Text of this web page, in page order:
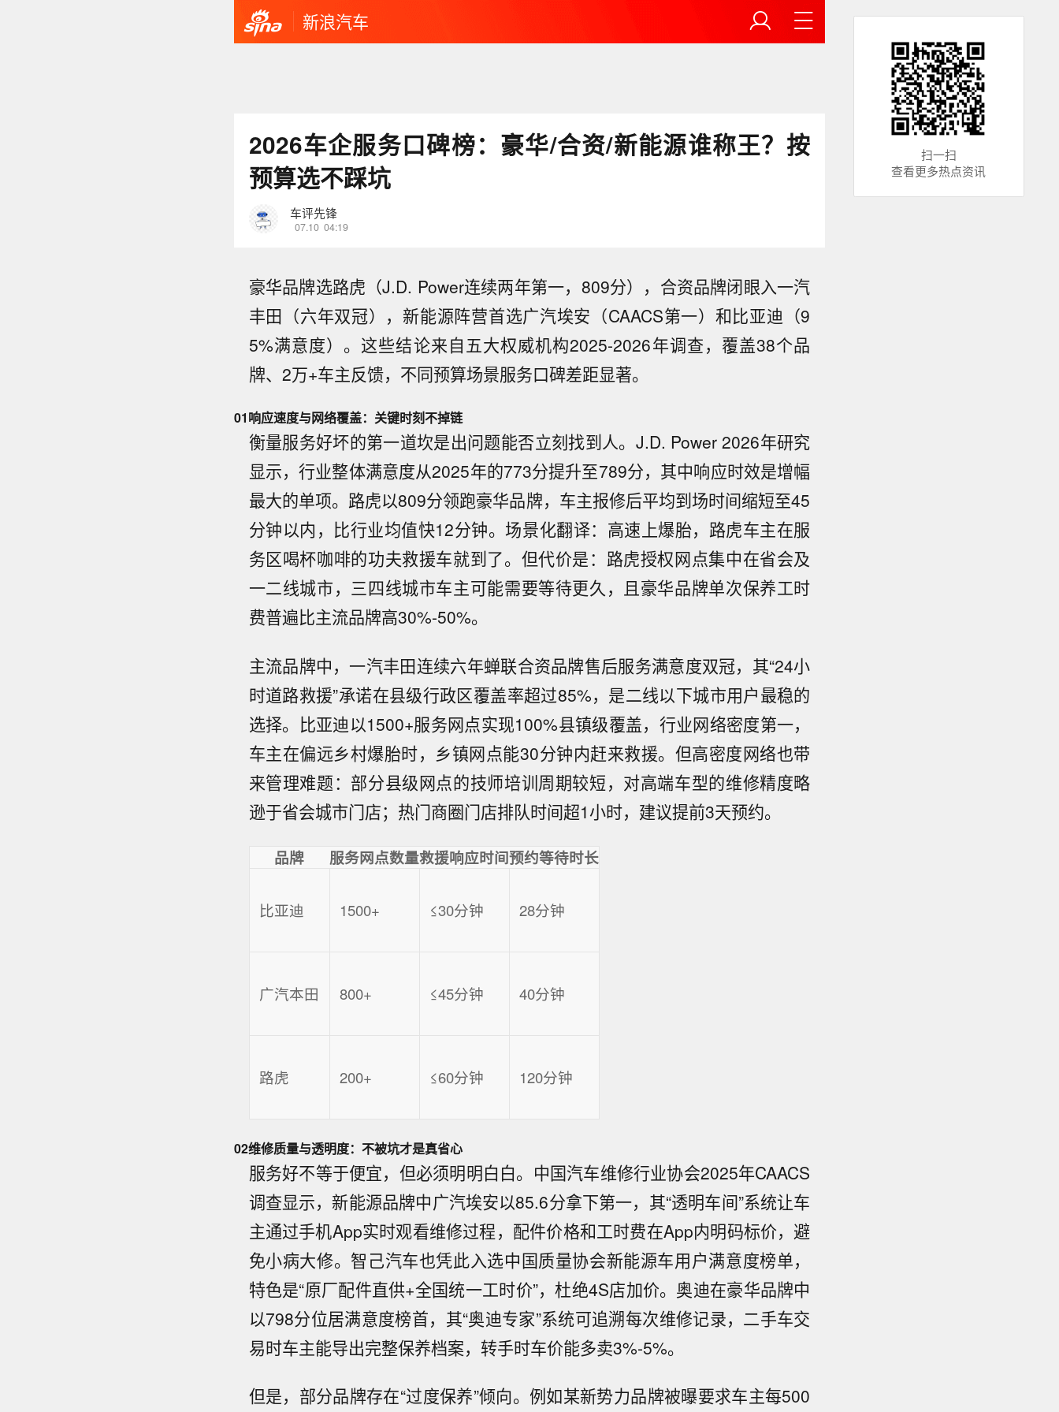
新浪汽车
2026车企服务口碑榜：豪华/合资/新能源谁称王？按
预算选不踩坑
车评先锋
07.10 04:19
豪华品牌选路虎（J.D. Power连续两年第一，809分），合资品牌闭眼入一汽
丰田（六年双冠），新能源阵营首选广汽埃安（CAACS第一）和比亚迪（9
5%满意度）。这些结论来自五大权威机构2025-2026年调查，覆盖38个品
牌、2万+车主反馈，不同预算场景服务口碑差距显著。
01响应速度与网络覆盖：关键时刻不掉链
衡量服务好坏的第一道坎是出问题能否立刻找到人。J.D. Power 2026年研究
显示，行业整体满意度从2025年的773分提升至789分，其中响应时效是增幅
最大的单项。路虎以809分领跑豪华品牌，车主报修后平均到场时间缩短至45
分钟以内，比行业均值快12分钟。场景化翻译：高速上爆胎，路虎车主在服
务区喝杯咖啡的功夫救援车就到了。但代价是：路虎授权网点集中在省会及
一二线城市，三四线城市车主可能需要等待更久，且豪华品牌单次保养工时
费普遍比主流品牌高30%-50%。
主流品牌中，一汽丰田连续六年蝉联合资品牌售后服务满意度双冠，其“24小
时道路救援”承诺在县级行政区覆盖率超过85%，是二线以下城市用户最稳的
选择。比亚迪以1500+服务网点实现100%县镇级覆盖，行业网络密度第一，
车主在偏远乡村爆胎时，乡镇网点能30分钟内赶来救援。但高密度网络也带
来管理难题：部分县级网点的技师培训周期较短，对高端车型的维修精度略
逊于省会城市门店；热门商圈门店排队时间超1小时，建议提前3天预约。
品牌 服务网点数量救援响应时间预约等待时长
比亚迪 1500+ ≤30分钟 28分钟
广汽本田 800+ ≤45分钟 40分钟
路虎 200+ ≤60分钟 120分钟
02维修质量与透明度：不被坑才是真省心
服务好不等于便宜，但必须明明白白。中国汽车维修行业协会2025年CAACS
调查显示，新能源品牌中广汽埃安以85.6分拿下第一，其“透明车间”系统让车
主通过手机App实时观看维修过程，配件价格和工时费在App内明码标价，避
免小病大修。智己汽车也凭此入选中国质量协会新能源车用户满意度榜单，
特色是“原厂配件直供+全国统一工时价”，杜绝4S店加价。奥迪在豪华品牌中
以798分位居满意度榜首，其“奥迪专家”系统可追溯每次维修记录，二手车交
易时车主能导出完整保养档案，转手时车价能多卖3%-5%。
但是，部分品牌存在“过度保养”倾向。例如某新势力品牌被曝要求车主每500
扫一扫
查看更多热点资讯